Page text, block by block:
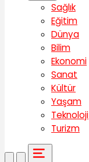
Sağlık
Eğitim
Dünya
Bilim
Ekonomi
Sanat
Kültür
Yaşam
Teknoloji
Turizm